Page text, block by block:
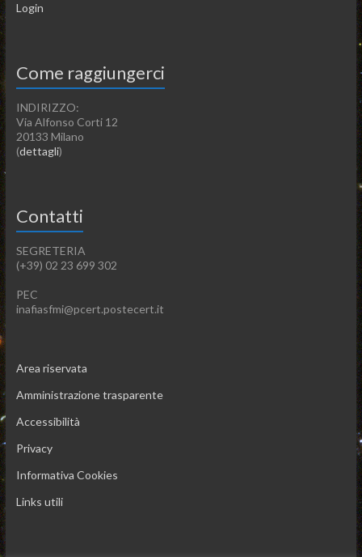
Login
Come raggiungerci
INDIRIZZO:
Via Alfonso Corti 12
20133 Milano
(dettagli)
Contatti
SEGRETERIA
(+39) 02 23 699 302
PEC
inafiasfmi@pcert.postecert.it
Area riservata
Amministrazione trasparente
Accessibilità
Privacy
Informativa Cookies
Links utili